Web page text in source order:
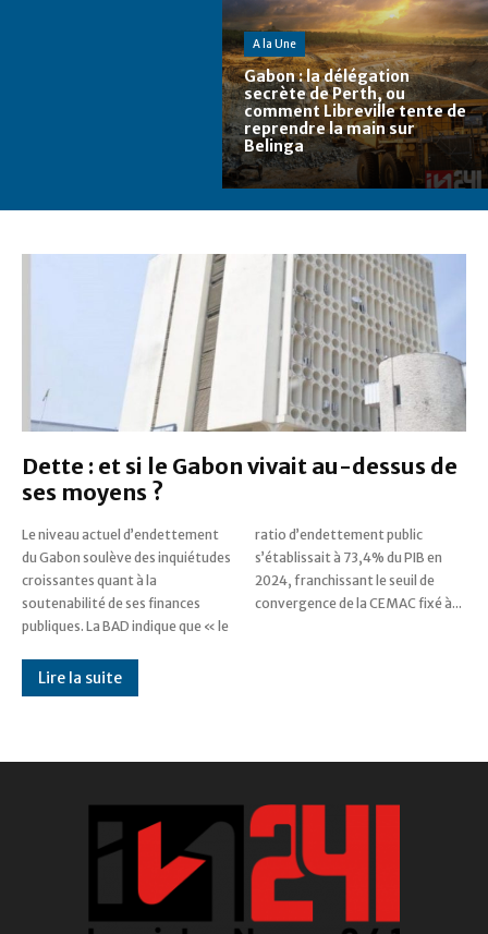
A la Une
Gabon : la délégation
secrète de Perth, ou
comment Libreville tente de
reprendre la main sur
Belinga
Dette : et si le Gabon vivait au-dessus de
ses moyens ?
Le niveau actuel d’endettement
du Gabon soulève des inquiétudes
croissantes quant à la
soutenabilité de ses finances
publiques. La BAD indique que « le
ratio d’endettement public
s’établissait à 73,4% du PIB en
2024, franchissant le seuil de
convergence de la CEMAC fixé à...
Lire la suite